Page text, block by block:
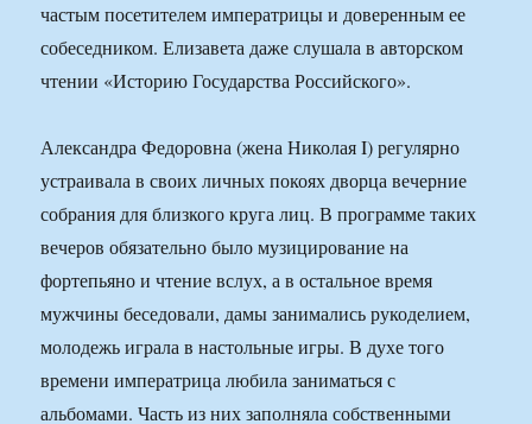
частым посетителем императрицы и доверенным ее
собеседником. Елизавета даже слушала в авторском
чтении «Историю Государства Российского».
Александра Федоровна (жена Николая I) регулярно
устраивала в своих личных покоях дворца вечерние
собрания для близкого круга лиц. В программе таких
вечеров обязательно было музицирование на
фортепьяно и чтение вслух, а в остальное время
мужчины беседовали, дамы занимались рукоделием,
молодежь играла в настольные игры. В духе того
времени императрица любила заниматься с
альбомами. Часть из них заполняла собственными